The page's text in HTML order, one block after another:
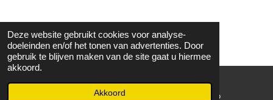
Deze website gebruikt cookies voor analyse-
doeleinden en/of het tonen van advertenties. Door
gebruik te blijven maken van de site gaat u hiermee
akkoord.
Akkoord WhatsApp